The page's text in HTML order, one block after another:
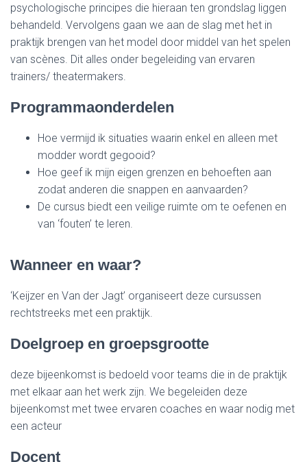
psychologische principes die hieraan ten grondslag liggen
behandeld. Vervolgens gaan we aan de slag met het in
praktijk brengen van het model door middel van het spelen
van scènes. Dit alles onder begeleiding van ervaren
trainers/ theatermakers.
Programmaonderdelen
Hoe vermijd ik situaties waarin enkel en alleen met
modder wordt gegooid?
Hoe geef ik mijn eigen grenzen en behoeften aan
zodat anderen die snappen en aanvaarden?
De cursus biedt een veilige ruimte om te oefenen en
van ‘fouten’ te leren.
Wanneer en waar?
‘Keijzer en Van der Jagt’ organiseert deze cursussen
rechtstreeks met een praktijk.
Doelgroep en groepsgrootte
deze bijeenkomst is bedoeld voor teams die in de praktijk
met elkaar aan het werk zijn. We begeleiden deze
bijeenkomst met twee ervaren coaches en waar nodig met
een acteur
Docent